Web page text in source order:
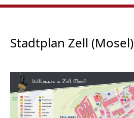
Stadtplan Zell (Mosel)